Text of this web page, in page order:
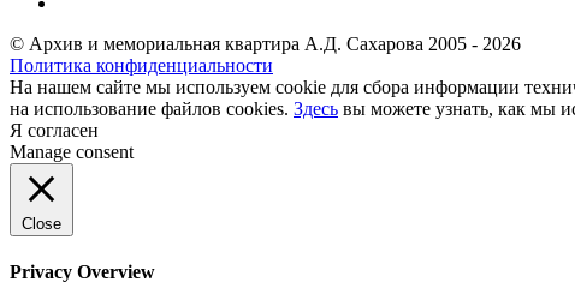
© Архив и мемориальная квартира А.Д. Сахарова 2005 - 2026
Политика конфиденциальности
На нашем сайте мы используем cookie для сбора информации
на использование файлов cookies. Здесь вы можете узнать, как мы
Я согласен
Manage consent
Close
Privacy Overview